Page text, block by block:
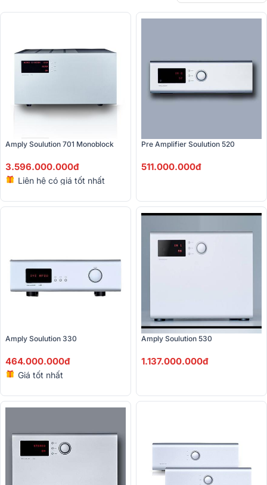
3.596.000.000đ
Liên hệ có giá tốt nhất
Pre Amplifier Soulution 520
511.000.000đ
Amply Soulution 330
464.000.000đ
Giá tốt nhất
Amply Soulution 530
1.137.000.000đ